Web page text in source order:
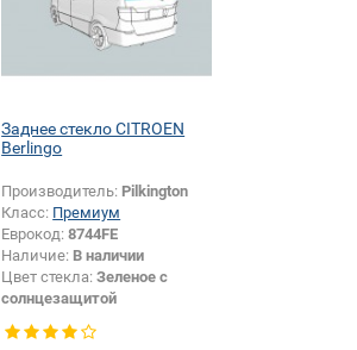
Заднее стекло CITROEN
Berlingo
Производитель: Pilkington
Класс: Премиум
Еврокод:8744FE
Наличие: В наличии
Цвет стекла:Зеленое с
солнцезащитой
Тип стекла:Заднее стекло